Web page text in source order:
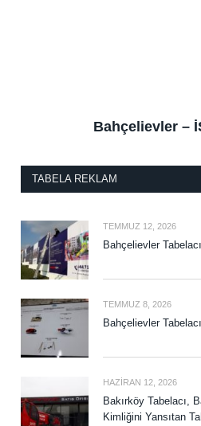
Bahçelievler –
TABELA REKLAM
TEMMUZ 12, 2026
Bahçelievler
TEMMUZ 8, 2026
Bahçelievler
HAZIRAN 12, 2026
Bakırköy Tabelacı,
Kimliğini Yansıtan